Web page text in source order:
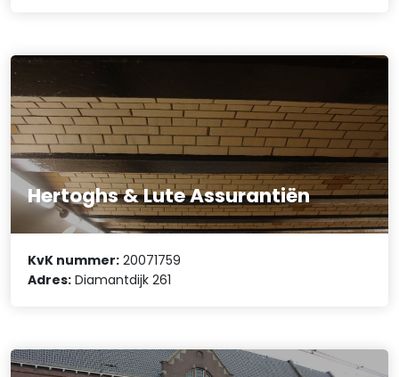
Hertoghs & Lute Assurantiën
KvK nummer: 20071759
Adres: Diamantdijk 261